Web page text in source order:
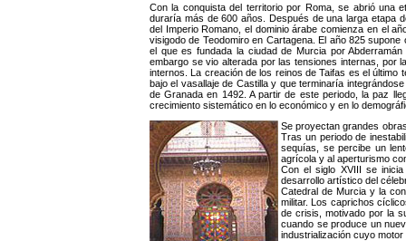
Con la conquista del territorio por Roma, se abrió una
duraría más de 600 años. Después de una larga etapa
del Imperio Romano, el dominio árabe comienza en el
visigodo de Teodomiro en Cartagena. El año 825
el que es fundada la ciudad de Murcia por
embargo se vio alterada por las tensiones internas, por
internos. La creación de los reinos de Taifas es el último
bajo el vasallaje de Castilla y que terminaría
de Granada en 1492. A partir de este periodo, la paz
crecimiento sistemático en lo económico y en lo
Se proyectan grandes
Tras un periodo de
sequías, se percibe un
agrícola y al aperturismo
Con el siglo XVIII se
desarrollo artístico del
Catedral de Murcia y la
militar. Los caprichos
de crisis, motivado por la
cuando se produce un
industrialización cuyo